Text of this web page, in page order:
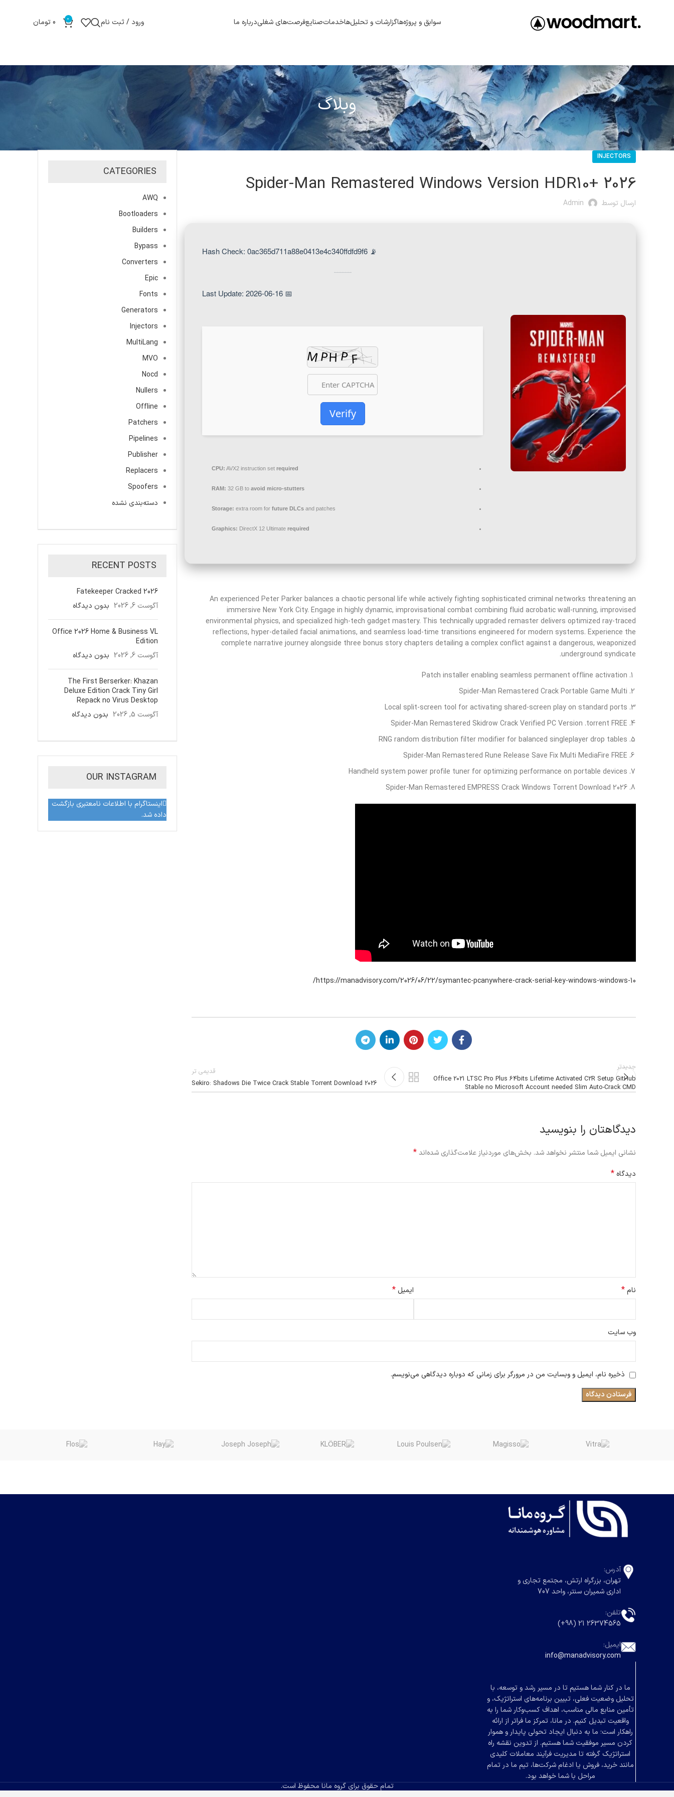
سوابق و پروژه‌هاگزارشات و تحلیل‌هاخدماتصنایعفرصت‌های شغلیدرباره ما ورود / ثبت نام 0
0تومان
وبلاگ
INJECTORS
Spider-Man Remastered Windows Version HDR10+ 2026
ارسال توسط Admin
📡 Hash Check: 0ac365d711a88e0413e4c340ffdfd9f6
📅 Last Update: 2026-06-16
Verify
CPU: AVX2 instruction set required
RAM: 32 GB to avoid micro-stutters
Storage: extra room for future DLCs and patches
Graphics: DirectX 12 Ultimate required
An experienced Peter Parker balances a chaotic personal life while actively fighting sophisticated criminal networks threatening an
immersive New York City. Engage in highly dynamic, improvisational combat combining fluid acrobatic wall-running, improvised
environmental physics, and specialized high-tech gadget mastery. This technically upgraded remaster delivers optimized ray-traced
reflections, hyper-detailed facial animations, and seamless load-time transitions engineered for modern systems. Experience the
complete narrative journey alongside three bonus story chapters detailing a complex conflict against a dangerous, weaponized
underground syndicate.
Patch installer enabling seamless permanent offline activation
Spider-Man Remastered Crack Portable Game Multi
Local split-screen tool for activating shared-screen play on standard ports
Spider-Man Remastered Skidrow Crack Verified PC Version .torrent FREE
RNG random distribution filter modifier for balanced singleplayer drop tables
Spider-Man Remastered Rune Release Save Fix Multi MediaFire FREE
Handheld system power profile tuner for optimizing performance on portable devices
Spider-Man Remastered EMPRESS Crack Windows Torrent Download 2026
https://manadvisory.com/2026/06/22/symantec-pcanywhere-crack-serial-key-windows-windows-10/
جدیدتر
Office 2021 LTSC Pro Plus 64bits Lifetime Activated C2R Setup GitHub
Stable no Microsoft Account needed Slim Auto-Crack CMD
قدیمی تر
Sekiro: Shadows Die Twice Crack Stable Torrent Download 2026
دیدگاهتان را بنویسید
نشانی ایمیل شما منتشر نخواهد شد. بخش‌های موردنیاز علامت‌گذاری شده‌اند*
دیدگاه *
نام* ایمیل*
وب‌ سایت
ذخیره نام، ایمیل و وبسایت من در مرورگر برای زمانی که دوباره دیدگاهی می‌نویسم.
CATEGORIES
AWQ
Bootloaders
Builders
Bypass
Converters
Epic
Fonts
Generators
Injectors
MultiLang
MVO
Nocd
Nullers
Offline
Patchers
Pipelines
Publisher
Replacers
Spoofers
دسته‌بندی نشده
RECENT POSTS
Fatekeeper Cracked 2026
آگوست 6, 2026
بدون دیدگاه
Office 2026 Home & Business VL
Edition
آگوست 6, 2026
بدون دیدگاه
The First Berserker: Khazan
Deluxe Edition Crack Tiny Girl
Repack no Virus Desktop
آگوست 5, 2026
بدون دیدگاه
OUR INSTAGRAM
اینستاگرام با اطلاعات نامعتبری بازگشت
داده شد.
آدرس:
تهران، بزرگراه ارتش، مجتمع تجاری و
اداری شمیران سنتر، واحد 707
تلفن:
26374565 21 (98+)
ایمیل:
info@manadvisory.com
ما در کنار شما هستیم تا در مسیر رشد و توسعه، با
تحلیل وضعیت فعلی، تبیین برنامه‌های استراتژیک، و
تأمین منابع مالی مناسب، اهداف کسب‌وکار شما را به
واقعیت تبدیل کنیم. در مانا، تمرکز ما فراتر از ارائه
راهکار است؛ ما به دنبال ایجاد تحولی پایدار و هموار
کردن مسیر موفقیت شما هستیم. از تدوین نقشه راه
استراتژیک گرفته تا مدیریت فرآیند معاملات کلیدی
مانند خرید، فروش یا ادغام شرکت‌ها، تیم ما در تمام
مراحل با شما خواهد بود.
تمام حقوق برای گروه مانا محفوظ است.